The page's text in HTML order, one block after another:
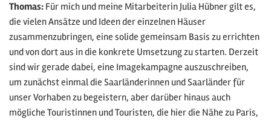
Thomas: Für mich und meine Mitarbeiterin Julia Hübner gilt es,
die vielen Ansätze und Ideen der einzelnen Häuser
zusammenzubringen, eine solide gemeinsam Basis zu errichten
und von dort aus in die konkrete Umsetzung zu starten. Derzeit
sind wir gerade dabei, eine Imagekampagne auszuschreiben,
um zunächst einmal die Saarländerinnen und Saarländer für
unser Vorhaben zu begeistern, aber darüber hinaus auch
mögliche Touristinnen und Touristen, die hier die Nähe zu Paris,